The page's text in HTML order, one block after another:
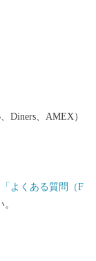
、グランピング
Diners、AMEX）
「よくある質問（F